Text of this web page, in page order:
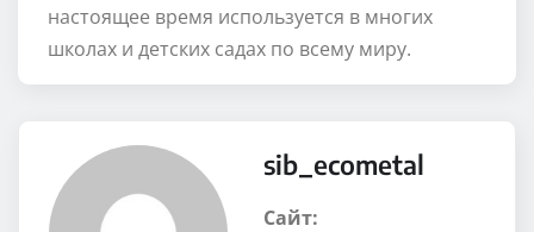
настоящее время используется в многих
школах и детских садах по всему миру.
sib_ecometal
Сайт: